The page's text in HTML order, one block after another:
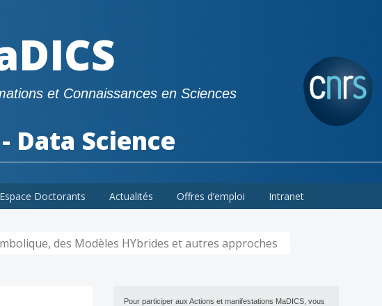
et Connaissances en Sciences
Data Science
Espace Doctorants Actualités Offres d’emploi Intranet
des Modèles HYbrides et autres approches
Pour participer aux Actions et manifestations MaDICS, vous